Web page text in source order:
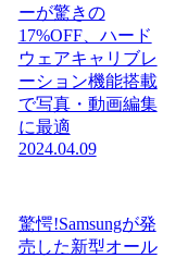
ーが驚きの
17%OFF、ハード
ウェアキャリブレ
ーション機能搭載
で写真・動画編集
に最適
2024.04.09
驚愕!Samsungが発
売した新型オール